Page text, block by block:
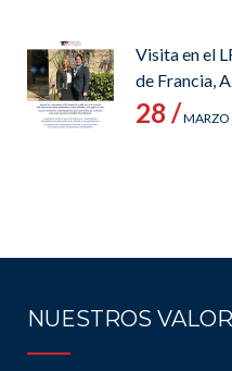
Visita en el
de Francia,
28 /MARZO
NUESTROS